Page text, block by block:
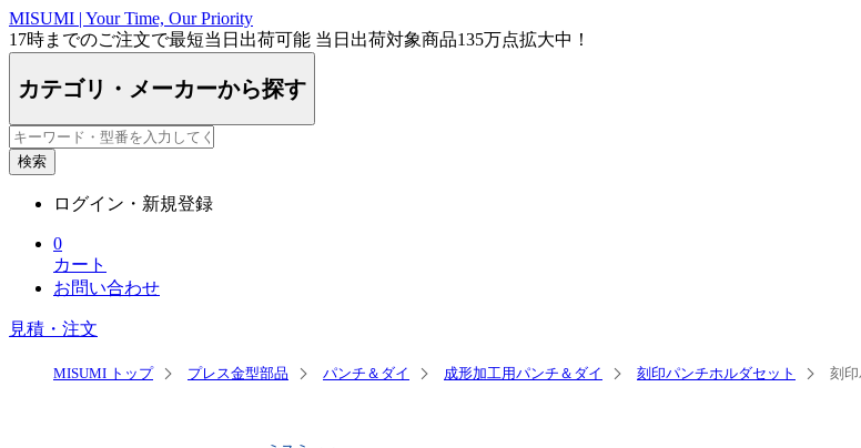
MISUMI | Your Time, Our Priority
17時までのご注文で最短当日出荷可能 当日出荷対象商品135万点拡大中！
カテゴリ・メーカーから探す
検索
ログイン・新規登録
0
カート
お問い合わせ
見積・注文
MISUMI トップ プレス金型部品 パンチ＆ダイ 成形加工用パンチ＆ダイ 刻印パンチホルダセット 刻